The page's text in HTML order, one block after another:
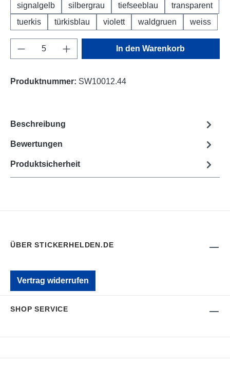
signalgelb
silbergrau tiefseeblau
transparent
tuerkis
türkisblau violett waldgruen weiss
Produkt Anzahl: Gib den gewünschten
In den Warenkorb
Produktnummer: SW10012.44
Beschreibung
Bewertungen
Produktsicherheit
ÜBER STICKERHELDEN.DE
Vertrag widerrufen
SHOP SERVICE